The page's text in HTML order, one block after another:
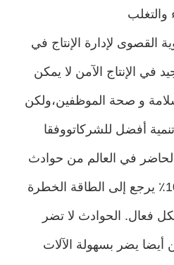
والتغلب
القصوى لإدارة الإنتاج في
في الإنتاج الآمن لا يمكن
و صحة الموظفين،ولكن
أفضل للشركاتووفقا
في العالم من حوادث
الإنتاج السلامة، حوالي 10٪ يرجع إلى الطاقة الخطرة
فعال. الحوادث لا تضر
يضر بسهولة الآلات